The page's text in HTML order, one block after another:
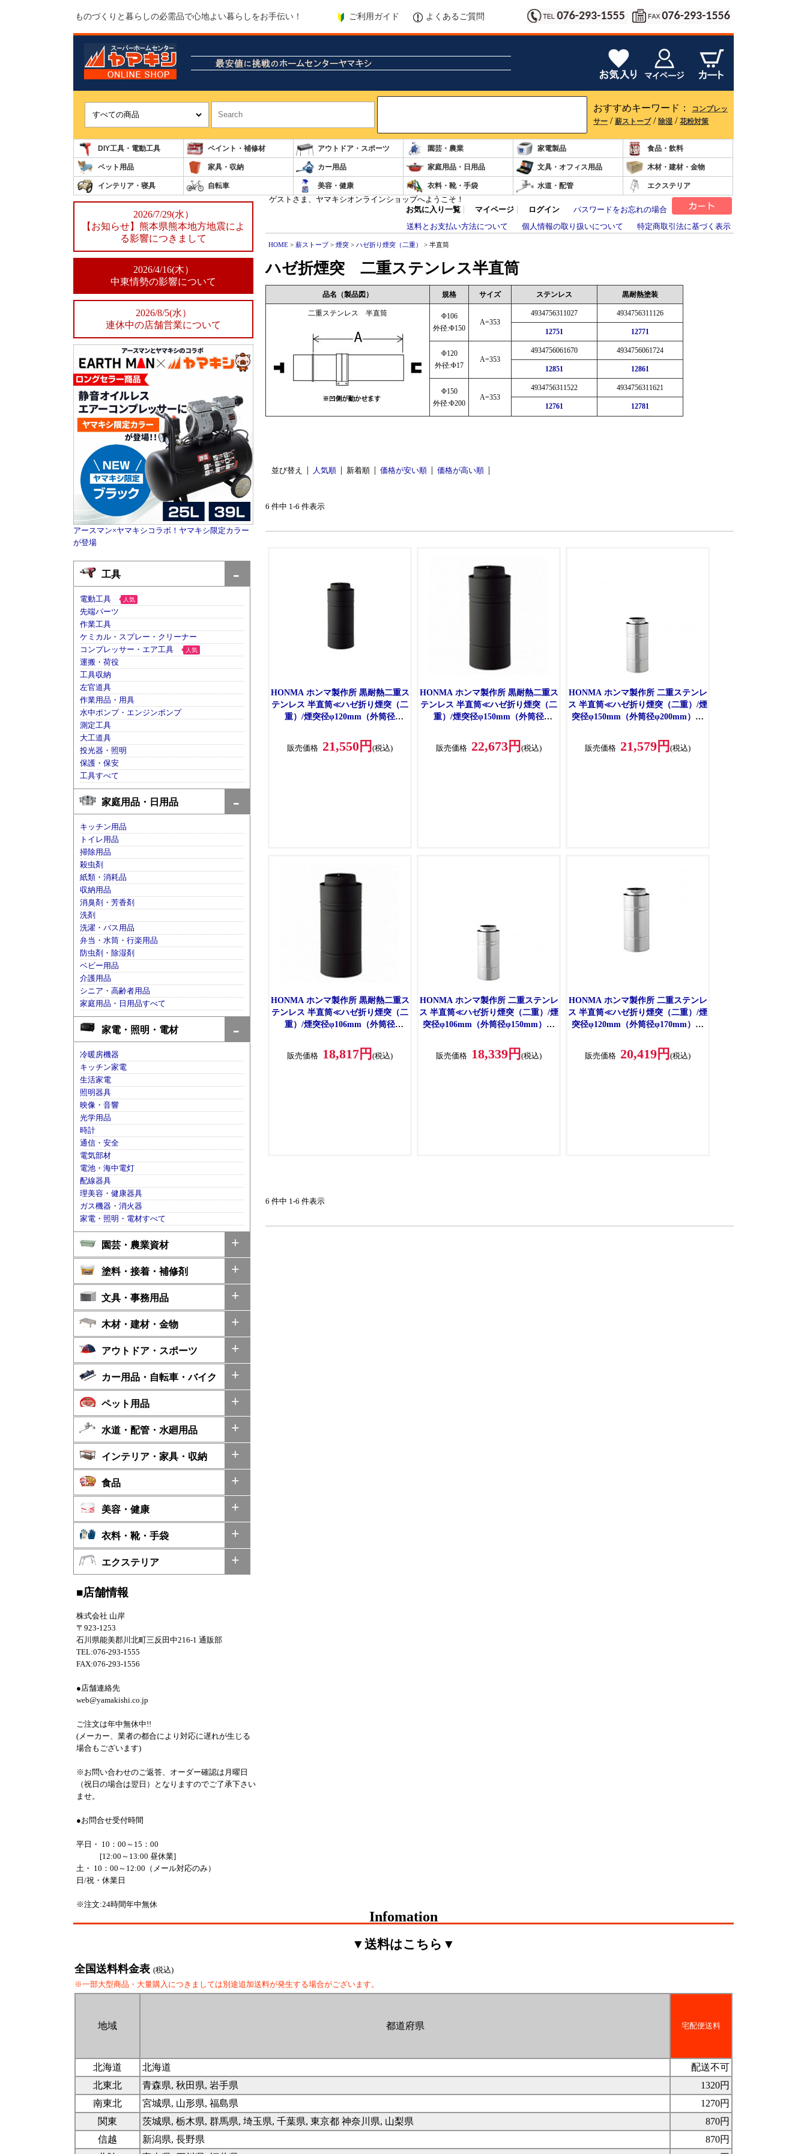
ものづくりと暮らしの必需品で心地よい暮らしをお手伝い！ ご利用ガイド よくあるご質問
おすすめキーワード：
コンプレッ
サー / 薪ストーブ/ 除湿 / 花粉対策
DIY工具・電動工具 ペイント・補修材 アウトドア・スポーツ 園芸・農業 家電製品 食品・飲料
ペット用品 家具・収納 カー用品 家庭用品・日用品 文具・オフィス用品 木材・建材・金物
インテリア・寝具 自転車 美容・健康 衣料・靴・手袋 水道・配管 エクステリア
2026/7/29(水）
【お知らせ】熊本県熊本地方地震によ
る影響につきまして
2026/4/16(木）
中東情勢の影響について
2026/8/5(水）
連休中の店舗営業について
アースマン×ヤマキシコラボ！ヤマキシ限定カラー
が登場
工具
電動工具 人気
先端パーツ
作業工具
ケミカル・スプレー・クリーナー
コンプレッサー・エア工具
人気
運搬・荷役
工具収納
左官道具
作業用品・用具
水中ポンプ・エンジンポンプ
測定工具
大工道具
投光器・照明
保護・保安
工具すべて
家庭用品・日用品
キッチン用品
トイレ用品
掃除用品
殺虫剤
紙類・消耗品
収納用品
消臭剤・芳香剤
洗剤
洗濯・バス用品
弁当・水筒・行楽用品
防虫剤・除湿剤
ベビー用品
介護用品
シニア・高齢者用品
家庭用品・日用品すべて
家電・照明・電材
冷暖房機器
キッチン家電
生活家電
照明器具
映像・音響
光学用品
時計
通信・安全
電気部材
電池・海中電灯
配線器具
理美容・健康器具
ガス機器・消火器
家電・照明・電材すべて
園芸・農業資材
塗料・接着・補修剤
文具・事務用品
木材・建材・金物
アウトドア・スポーツ
カー用品・自転車・バイク
ペット用品
水道・配管・水廻用品
インテリア・家具・収納
食品
美容・健康
衣料・靴・手袋
エクステリア
■店舗情報
株式会社 山岸
〒923-1253
石川県能美郡川北町三反田中216-1 通販部
TEL:076-293-1555
FAX:076-293-1556
●店舗連絡先
web@yamakishi.co.jp
ご注文は年中無休中!!
(メーカー、業者の都合により対応に遅れが生じる
場合もございます)
※お問い合わせのご返答、オーダー確認は月曜日
（祝日の場合は翌日）となりますのでご了承下さい
ませ。
●お問合せ受付時間
平日・ 10：00～15：00
[12:00～13:00 昼休業]
土・ 10：00～12:00（メール対応のみ）
日/祝・休業日
※注文:24時間年中無休
ゲストさま、ヤマキシオンラインショップへようこそ！
お気に入り一覧
マイページ ログイン
パスワードをお忘れの場合
送料とお支払い方法について
個人情報の取り扱いについて 特定商取引法に基づく表示
HOME > 薪ストーブ > 煙突 > ハゼ折り煙突（二重） > 半直筒
ハゼ折煙突 二重ステンレス半直筒
品名（製品図） 規格 サイズ ステンレス 黒耐熱塗装
二重ステンレス 半直筒
Φ106
外径:Φ150
A=353
4934756311027 4934756311126
12751 12771
Φ120
外径:Φ17
A=353
4934756061670 4934756061724
12851 12861
Φ150
外径:Φ200
A=353
4934756311522 4934756311621
12761 12781
並び替え 人気順 新着順 価格が安い順 価格が高い順
6 件中 1-6 件表示
HONMA ホンマ製作所 黒耐熱二重ス
テンレス 半直筒≪ハゼ折り煙突（二
重）/煙突径φ120mm（外筒径
販売価格 21,550円 (税込)
HONMA ホンマ製作所 黒耐熱二重ス
テンレス 半直筒≪ハゼ折り煙突（二
重）/煙突径φ150mm（外筒径
販売価格 22,673円 (税込)
HONMA ホンマ製作所 二重ステンレ
ス 半直筒≪ハゼ折り煙突（二重）/煙
突径φ150mm（外筒径φ200mm）≫
販売価格 21,579円 (税込)
HONMA ホンマ製作所 黒耐熱二重ス
テンレス 半直筒≪ハゼ折り煙突（二
重）/煙突径φ106mm（外筒径
販売価格 18,817円 (税込)
HONMA ホンマ製作所 二重ステンレ
ス 半直筒≪ハゼ折り煙突（二重）/煙
突径φ106mm（外筒径φ150mm）≫
販売価格 18,339円 (税込)
HONMA ホンマ製作所 二重ステンレ
ス 半直筒≪ハゼ折り煙突（二重）/煙
突径φ120mm（外筒径φ170mm）≫
販売価格 20,419円 (税込)
6 件中 1-6 件表示
Infomation
▼送料はこちら▼
全国送料料金表 (税込)
※一部大型商品・大量購入につきましては別途追加送料が発生する場合がございます。
地域 都道府県 宅配便送料
北海道 北海道
配送不可
北東北
青森県, 秋田県, 岩手県
1320円
南東北
宮城県, 山形県, 福島県
1270円
関東
茨城県, 栃木県, 群馬県, 埼玉県, 千葉県, 東京都 神奈川県, 山梨県
870円
信越
新潟県, 長野県
870円